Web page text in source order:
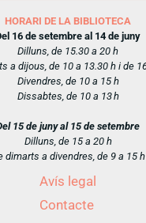
HORARI DE LA BIBLIOTECA
16 de setembre al 14 de juny
Dilluns, de 15.30 a 20 h
a dijous, de 10 a 13.30 h i de
Divendres, de 10 a 15 h
Dissabtes, de 10 a 13 h
15 de juny al 15 de setembre
Dilluns, de 15 a 20 h
dimarts a divendres, de 9 a 15 h
Avís legal
Contacte